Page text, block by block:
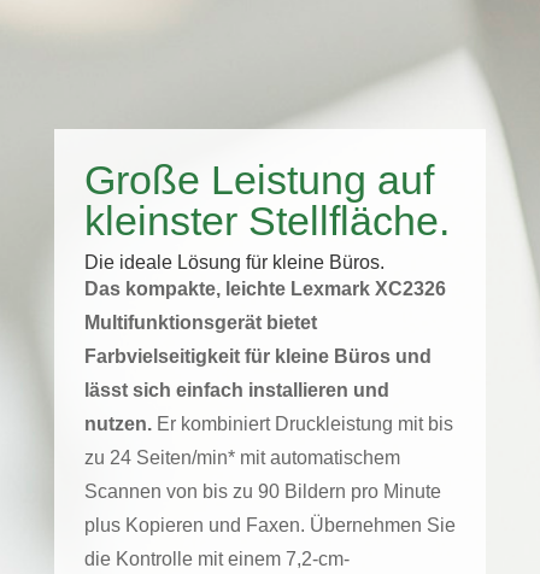
Große Leistung auf
kleinster Stellfläche.
Die ideale Lösung für kleine Büros.
Das kompakte, leichte Lexmark XC2326
Multifunktionsgerät bietet
Farbvielseitigkeit für kleine Büros und
lässt sich einfach installieren und
nutzen.Er kombiniert Druckleistung mit bis
zu 24 Seiten/min* mit automatischem
Scannen von bis zu 90 Bildern pro Minute
plus Kopieren und Faxen. Übernehmen Sie
die Kontrolle mit einem 7,2-cm-